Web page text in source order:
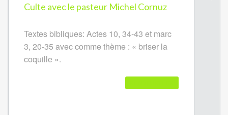
Culte avec le pasteur Michel Cornuz
Textes bibliques: Actes 10, 34-43 et marc
3, 20-35 avec comme thème : « briser la
coquille ».